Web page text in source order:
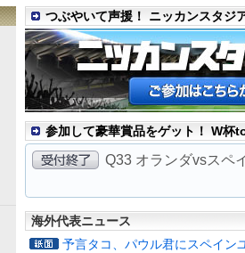
つぶやいて声援！ ニッカンスタジ
参加して豪華賞品をゲット！ W杯
Q33 オランダvsスペ
海外代表ニュース
予言タコ、パウル君にスペイン